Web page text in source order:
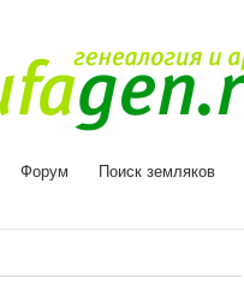
Форум Поиск земляков